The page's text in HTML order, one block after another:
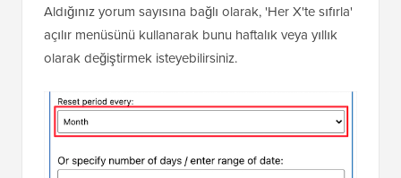
Aldığınız yorum sayısına bağlı olarak, 'Her X'te sıfırla'
açılır menüsünü kullanarak bunu haftalık veya yıllık
olarak değiştirmek isteyebilirsiniz.